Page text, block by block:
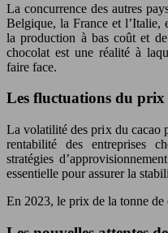
La concurrence des autres
Belgique, la France et l’Italie,
la production à bas coût et
chocolat est une réalité à
faire face.
Les fluctuations du prix
La volatilité des prix du cacao
rentabilité des entreprises
stratégies
essentielle pour assurer la
En 2023, le prix de la tonne